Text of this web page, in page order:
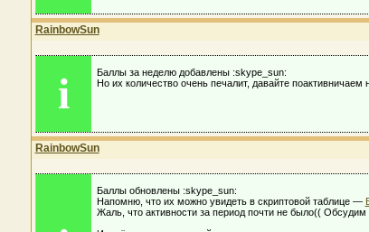
RainbowSun
i
Баллы за неделю добавлены :skype_sun:
Но их количество очень печалит, давайте поактивничаем
RainbowSun
Баллы обновлены :skype_sun:
Напомню, что их можно увидеть в скриптовой таблице —
Жаль, что активности за период почти не было(( Обсудим